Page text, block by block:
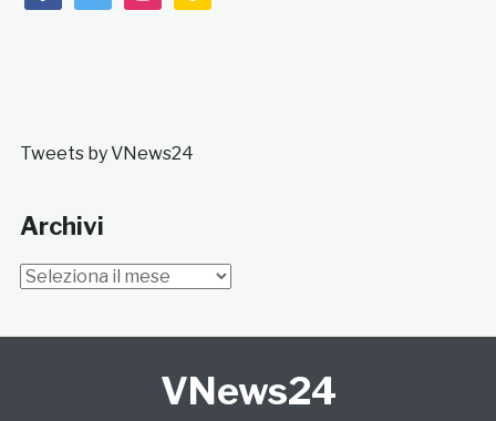
Tweets by VNews24
Archivi
Archivi
VNews24